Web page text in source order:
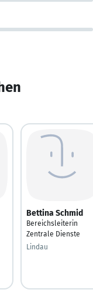
Bettina Schmid
Bereichsleiterin
Zentrale Dienste
Lindau